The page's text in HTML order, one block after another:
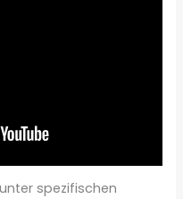
spezifischen